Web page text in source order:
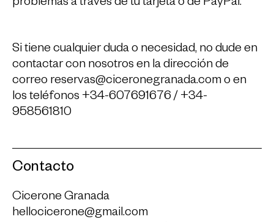
problemas a través de tu tarjeta o de PayPal.
Si tiene cualquier duda o necesidad, no dude en
contactar con nosotros en la dirección de
correo reservas@ciceronegranada.como en
los teléfonos +34-607691676 / +34-
958561810
Contacto
Cicerone Granada
hellocicerone@gmail.com